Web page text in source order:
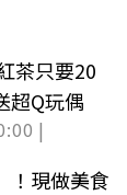
茶只要20
超Q玩偶
|
！現做美食